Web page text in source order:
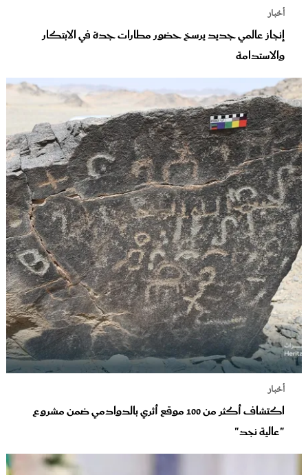
أخبار
إنجاز عالمي جديد يرسخ حضور مطارات جدة في الابتكار
والاستدامة
أخبار
اكتشاف أكثر من 100 موقع أثري بالدوادمي ضمن مشروع
"عالية نجد"